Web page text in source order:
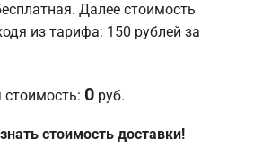
Далее стоимость
из тарифа: 150 рублей за
0 руб.
стоимость доставки!